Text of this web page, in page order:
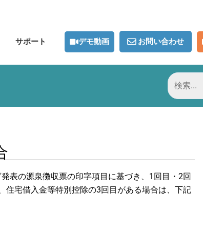
サポート デモ動画 お問い合わせ
検
索
対
表の源泉徴収票の印字項目に基づき、1回目・2回
住宅借入金等特別控除の3回目がある場合は、下記